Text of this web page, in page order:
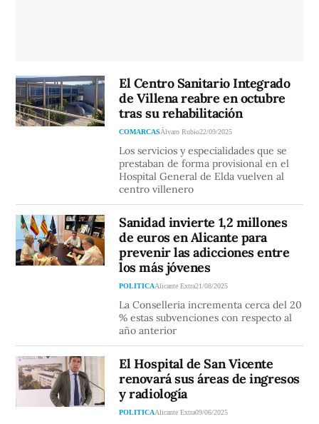
El Centro Sanitario Integrado
de Villena reabre en octubre
tras su rehabilitación
COMARCASÁlvaro Rubio22/09/2025
Los servicios y especialidades que se
prestaban de forma provisional en el
Hospital General de Elda vuelven al
centro villenero
Sanidad invierte 1,2 millones
de euros en Alicante para
prevenir las adicciones entre
los más jóvenes
POLITICAAlicante Extra21/08/2025
La Conselleria incrementa cerca del 20
% estas subvenciones con respecto al
año anterior
El Hospital de San Vicente
renovará sus áreas de ingresos
y radiología
POLITICAAlicante Extra09/06/2025